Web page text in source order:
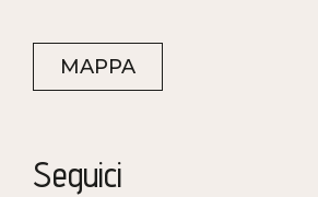
MAPPA
Seguici